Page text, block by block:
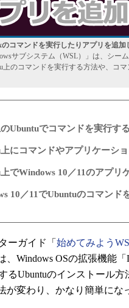
コマンドを実行したりアプリを追加
サブシステム（WSL）」は、シー
上のコマンドを実行する方法や、コ
Ubuntuでコマンドを実行する
にコマンドやアプリケーシ
でWindows 10／11のアプリ
10／11でUbuntuのコマンド
ーガイド「 始めてみよう
、Windows OSの拡張機能
るUbuntuのインストール
が変わり、かなり簡単にな